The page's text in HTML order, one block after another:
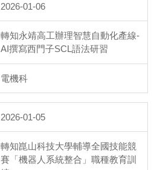
2026-01-06
轉知永靖高工辦理智慧自動化產線-
AI撰寫西門子SCL語法研習
電機科
2026-01-05
轉知崑山科技大學輔導全國技能競
賽「機器人系統整合」職種教育訓